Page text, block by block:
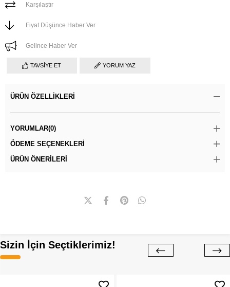
Karşılaştır
Fiyat Düşünce Haber Ver
Gelince Haber Ver
TAVSIYE ET YORUM YAZ
ÜRÜN ÖZELLIKLERI
YORUMLAR(0)
ÖDEME SEÇENEKLERI
ÜRÜN ÖNERILERI
Sizin İçin Seçtiklerimiz!